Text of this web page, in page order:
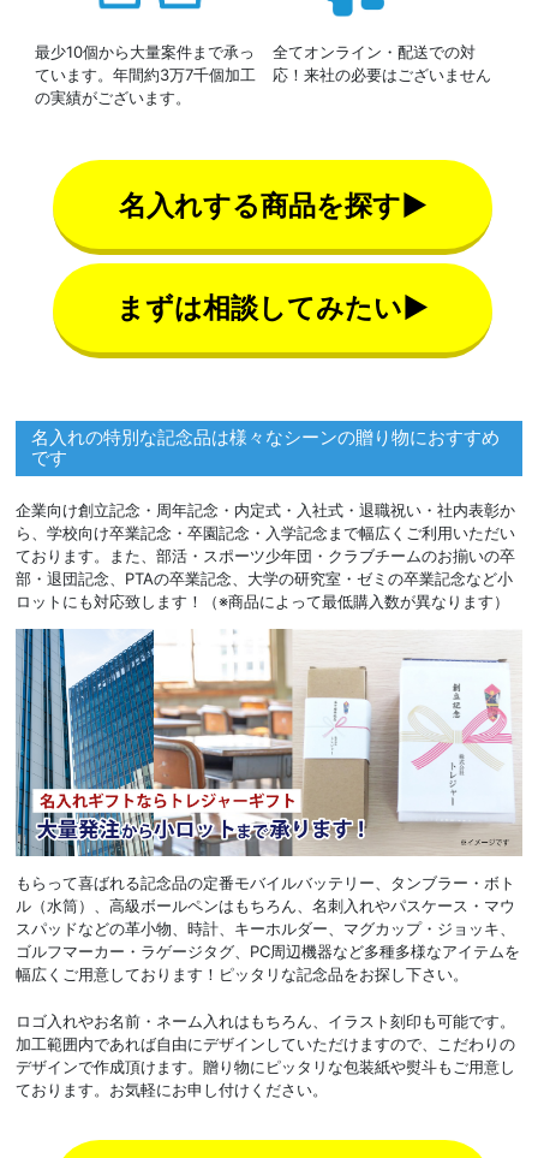
最少10個から大量案件まで承っ
ています。年間約3万7千個加工
の実績がございます。
全てオンライン・配送での対
応！来社の必要はございません
名入れする商品を探す▶
まずは相談してみたい▶
名入れの特別な記念品は様々なシーンの贈り物におすすめ
です
企業向け創立記念・周年記念・内定式・入社式・退職祝い・社内表彰か
ら、学校向け卒業記念・卒園記念・入学記念まで幅広くご利用いただい
ております。また、部活・スポーツ少年団・クラブチームのお揃いの卒
部・退団記念、PTAの卒業記念、大学の研究室・ゼミの卒業記念など小
ロットにも対応致します！（※商品によって最低購入数が異なります）
もらって喜ばれる記念品の定番モバイルバッテリー、タンブラー・ボト
ル（水筒）、高級ボールペンはもちろん、名刺入れやパスケース・マウ
スパッドなどの革小物、時計、キーホルダー、マグカップ・ジョッキ、
ゴルフマーカー・ラゲージタグ、PC周辺機器など多種多様なアイテムを
幅広くご用意しております！ピッタリな記念品をお探し下さい。
ロゴ入れやお名前・ネーム入れはもちろん、イラスト刻印も可能です。
加工範囲内であれば自由にデザインしていただけますので、こだわりの
デザインで作成頂けます。贈り物にピッタリな包装紙や熨斗もご用意し
ております。お気軽にお申し付けください。